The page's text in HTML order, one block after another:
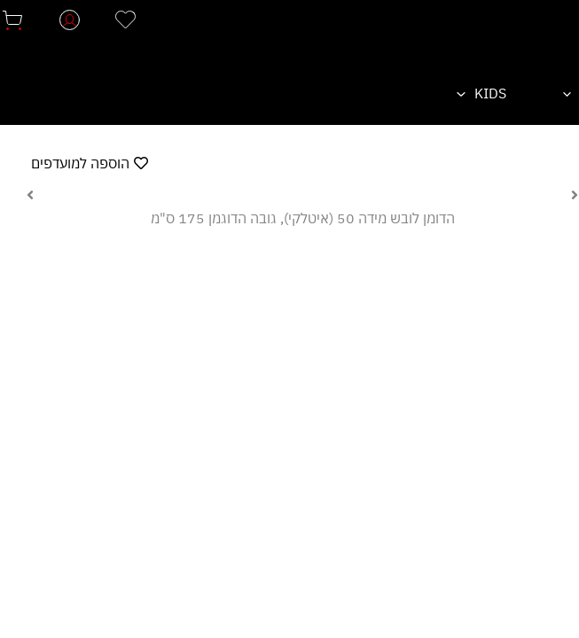
KIDS
הוספה למועדפים
הדומן לובש מידה 50 (איטלקי), גובה הדוגמן 175 ס"מ